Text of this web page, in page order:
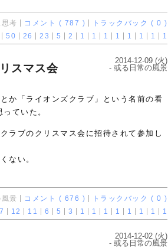
考 コメント ( 787 )
トラックバック ( 0 )
50 26 23 5 2 1 1 1 1 1 1 1 1
スマス会
2014-12-09 (火)
- 或る日常の風景
か「ライオンズクラブ」という名前の看
ていた。
ラブのクリスマス会に招待されて参加し
ない。
景 コメント ( 676 )
トラックバック ( 0 )
12 11 6 5 3 1 1 1 1 1 1 1 1
2014-12-02 (火)
- 或る日常の風景